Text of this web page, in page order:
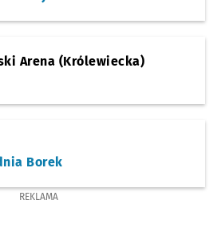
Arena (Królewiecka)
Borek
REKLAMA